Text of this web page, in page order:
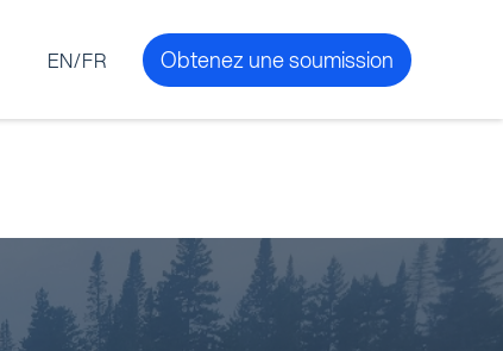
EN/FR Obtenez une soumission